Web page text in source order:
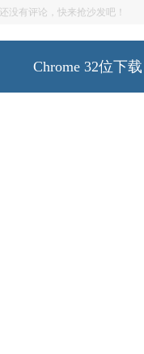
还没有评论，快来抢沙发吧！
Chrome 32位下载